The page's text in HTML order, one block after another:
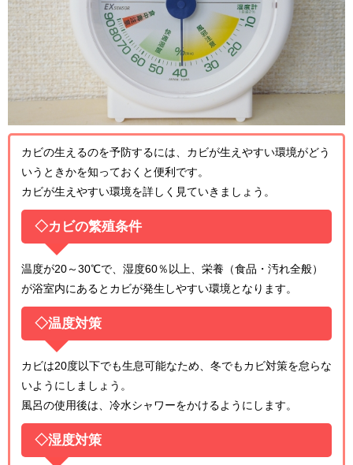
カビの生えるのを予防するには、カビが生えやすい環境がどう
いうときかを知っておくと便利です。
カビが生えやすい環境を詳しく見ていきましょう。
◇カビの繁殖条件
温度が20～30℃で、湿度60％以上、栄養（食品・汚れ全般）
が浴室内にあるとカビが発生しやすい環境となります。
◇温度対策
カビは20度以下でも生息可能なため、冬でもカビ対策を怠らな
いようにしましょう。
風呂の使用後は、冷水シャワーをかけるようにします。
◇湿度対策